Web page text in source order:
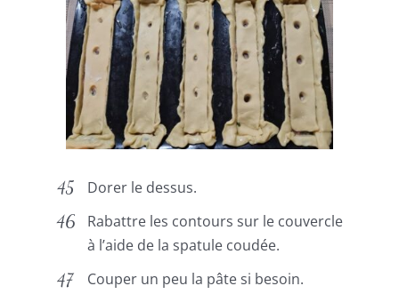
Dorer le dessus.
Rabattre les contours sur le couvercle
à l’aide de la spatule coudée.
Couper un peu la pâte si besoin.